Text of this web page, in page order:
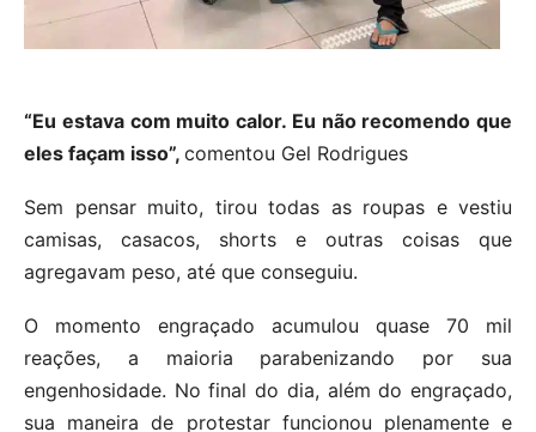
“Eu estava com muito calor. Eu não recomendo que
eles façam isso”, comentou Gel Rodrigues
Sem pensar muito, tirou todas as roupas e vestiu
camisas, casacos, shorts e outras coisas que
agregavam peso, até que conseguiu.
O momento engraçado acumulou quase 70 mil
reações, a maioria parabenizando por sua
engenhosidade. No final do dia, além do engraçado,
sua maneira de protestar funcionou plenamente e